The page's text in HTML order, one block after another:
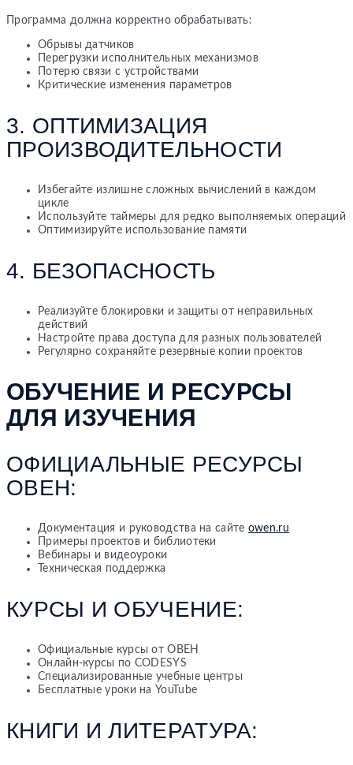
Программа должна корректно обрабатывать:
Обрывы датчиков
Перегрузки исполнительных механизмов
Потерю связи с устройствами
Критические изменения параметров
3. ОПТИМИЗАЦИЯ
ПРОИЗВОДИТЕЛЬНОСТИ
Избегайте излишне сложных вычислений в каждом
цикле
Используйте таймеры для редко выполняемых операций
Оптимизируйте использование памяти
4. БЕЗОПАСНОСТЬ
Реализуйте блокировки и защиты от неправильных
действий
Настройте права доступа для разных пользователей
Регулярно сохраняйте резервные копии проектов
ОБУЧЕНИЕ И РЕСУРСЫ
ДЛЯ ИЗУЧЕНИЯ
ОФИЦИАЛЬНЫЕ РЕСУРСЫ
ОВЕН:
Документация и руководства на сайте owen.ru
Примеры проектов и библиотеки
Вебинары и видеоуроки
Техническая поддержка
КУРСЫ И ОБУЧЕНИЕ:
Официальные курсы от ОВЕН
Онлайн-курсы по CODESYS
Специализированные учебные центры
Бесплатные уроки на YouTube
КНИГИ И ЛИТЕРАТУРА: